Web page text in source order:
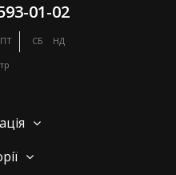
01-02
ПТ СБ
НД